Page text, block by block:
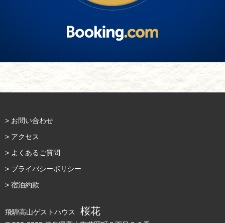
> お問い合わせ
> アクセス
> よくあるご質問
> プライバシーポリシー
> 宿泊約款
飛騨高山ゲストハウス 桜花